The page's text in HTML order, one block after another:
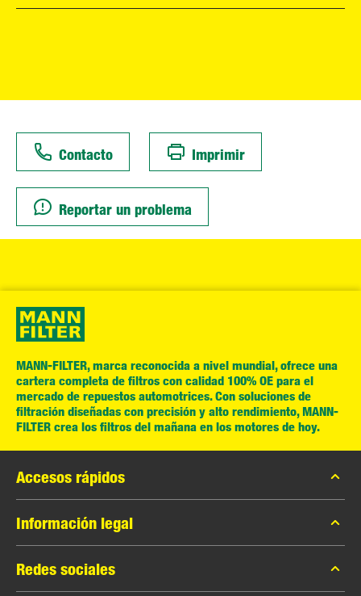
Contacto Imprimir
Reportar un problema
MANN-FILTER, marca reconocida a nivel mundial, ofrece una
cartera completa de filtros con calidad 100% OE para el
mercado de repuestos automotrices. Con soluciones de
filtración diseñadas con precisión y alto rendimiento, MANN-
FILTER crea los filtros del mañana en los motores de hoy.
Accesos rápidos
Catálogo MANN-FILTER
Contacto
Información legal
Privacidad de datos
Redes sociales